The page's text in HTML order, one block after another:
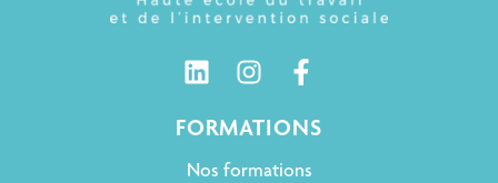
FORMATIONS
Nos formations